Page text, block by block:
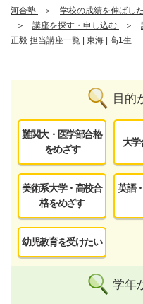
河合塾
学校の成績を伸ばし
講座を探す・申し込む
正毅 担当講座一覧 | 東海 | 高1生
目的
難関大・医学部合格
をめざす
大学
美術系大学・高校合
格をめざす
英語
幼児教育を受けたい
学年